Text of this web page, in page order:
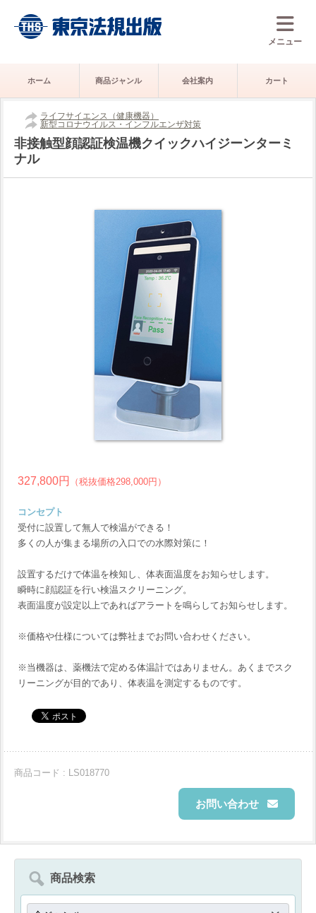
メニュー
ホーム 商品ジャンル 会社案内 カート
ライフサイエンス（健康機器）
新型コロナウイルス・インフルエンザ対策
非接触型顔認証検温機クイックハイジーンターミ
ナル
327,800円 （税抜価格298,000円）
コンセプト
受付に設置して無人で検温ができる！
多くの人が集まる場所の入口での水際対策に！
設置するだけで体温を検知し、体表面温度をお知らせします。
瞬時に顔認証を行い検温スクリーニング。
表面温度が設定以上であればアラートを鳴らしてお知らせします。
※価格や仕様については弊社までお問い合わせください。
※当機器は、薬機法で定める体温計ではありません。あくまでスク
リーニングが目的であり、体表温を測定するものです。
商品コード : LS018770
お問い合わせ
商品検索